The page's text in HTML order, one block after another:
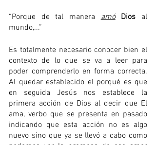
“Porque de tal manera amó Dios al
mundo,...”
Es totalmente necesario conocer bien el
contexto de lo que se va a leer para
poder comprenderlo en forma correcta.
Al quedar establecido el porqué es que
en seguida Jesús nos establece la
primera acción de Dios al decir que El
ama, verbo que se presenta en pasado
indicando que esta acción no es algo
nuevo sino que ya se llevó a cabo como